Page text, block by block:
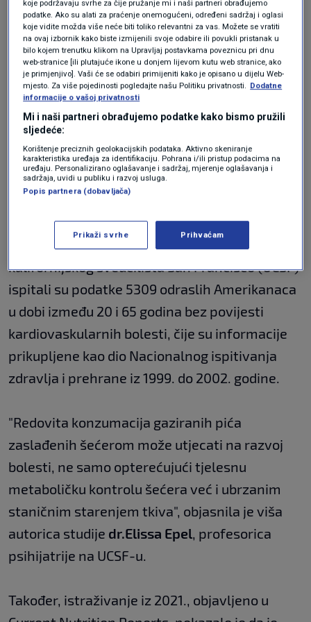
ovih bolesti automatski raste kako starimo,
dodavanje prekomjerne količine šećera u
jednadžbu starenja ne pomaže", dodala je.
Gazirani sok može povećati rizik od bolesti, ali
također može negativno utjecati na stanice
vašeg tijela. Prema studiji iz 2014. objavljenoj u
American Journal of Public Health, slatka pića
mogu uzrokovati prerano starenje na staničnoj
razini.
Kako bi proveli svoju studiju, istraživači sa
kalifornijskog sveučilišta San Francisco (UCSF)
ispitali su podatke 5309 odraslih Amerikanaca
u dobi između 20 i 65 godina bez povijesti
kardiovaskularnih bolesti, čije su informacije
prikupljene kao dio Nacionalnog ispitivanja
zdravlja i prehrane iz 1999. do 2002. godine.
"Redovita konzumacija gaziranih pića
zaslađenih šećerom može utjecati na razvoj
bolesti, ne samo opterećujući tjelesnu
metaboličku kontrolu šećera već i ubrzanim
staničnim starenjem tkiva", objasnila je viša
autorica studije dr.Elissa Epel, profesorica
psihijatrije na UCSF-u.
Također, istraživanje iz 2021., objavljeno u
koje podržavaju svrhe za čije pružanje mi i naši partneri obrađujemo
podatke. Ako su alati za praćenje onemogućeni, određeni sadržaj i oglasi
koje vidite možda više neće biti toliko relevantni za vas. Možete se vratiti
na ovaj izbornik kako biste izmijenili svoje odabire ili povukli pristanak u
bilo kojem trenutku klikom na Upravljaj postavkama poveznicu pri dnu
web-stranice [ili plutajuće ikone u donjem lijevom kutu web stranice, ako
je primjenjivo]. Vaši će se odabiri primijeniti kako je opisano u dijelu Web-
mjesto. Za više pojedinosti pogledajte našu Politiku privatnosti.
Dodatne
informacije o vašoj privatnosti
Mi i naši partneri obrađujemo podatke kako bismo pružili
sljedeće:
Korištenje preciznih geolokacijskih podataka. Aktivno skeniranje
karakteristika uređaja za identifikaciju. Pohrana i/ili pristup podacima na
uređaju. Personalizirano oglašavanje i sadržaj, mjerenje oglašavanja i
sadržaja, uvidi u publiku i razvoj usluga.
Popis partnera (dobavljača)
Prikaži svrhe Prihvaćam